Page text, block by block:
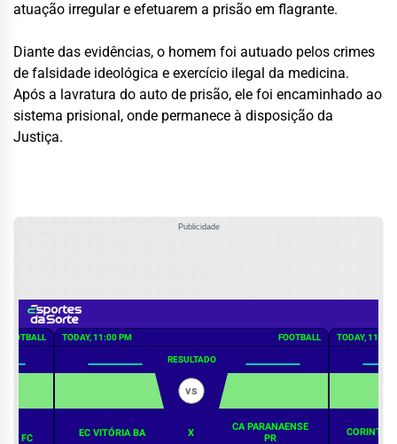
atuação irregular e efetuarem a prisão em flagrante.
Diante das evidências, o homem foi autuado pelos crimes
de falsidade ideológica e exercício ilegal da medicina.
Após a lavratura do auto de prisão, ele foi encaminhado ao
sistema prisional, onde permanece à disposição da
Justiça.
Publicidade